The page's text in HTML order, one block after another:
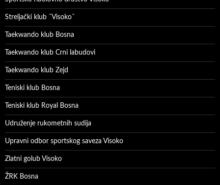
Streljački klub ˝Visoko˝
Taekwando klub Bosna
Taekwando klub Crni labudovi
Taekwando klub Zejd
Teniski klub Bosna
Teniski klub Royal Bosna
Udruženje rukometnih sudija
Upravni odbor sportskog saveza Visoko
Zlatni golub Visoko
ŽRK Bosna